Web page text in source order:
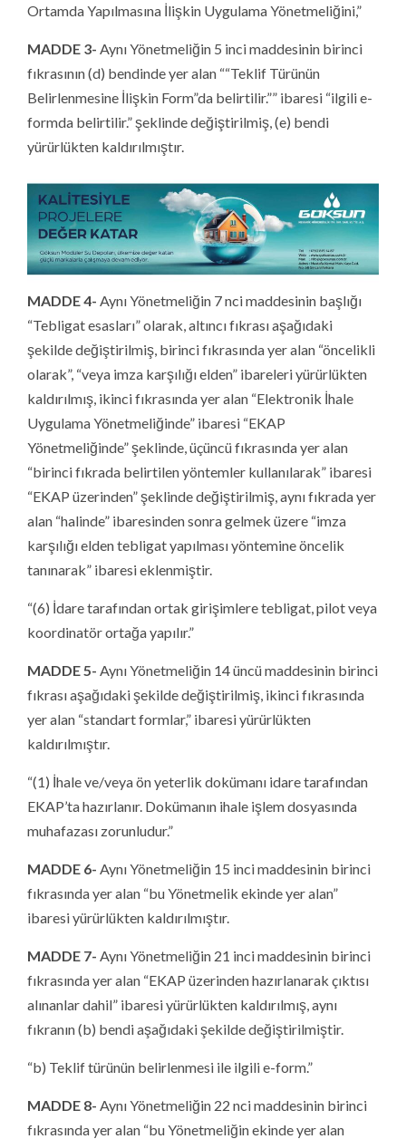
Ortamda Yapılmasına İlişkin Uygulama Yönetmeliğini,”
MADDE 3- Aynı Yönetmeliğin 5 inci maddesinin birinci
fıkrasının (d) bendinde yer alan ““Teklif Türünün
Belirlenmesine İlişkin Form”da belirtilir.”” ibaresi “ilgili e-
formda belirtilir.” şeklinde değiştirilmiş, (e) bendi
yürürlükten kaldırılmıştır.
MADDE 4- Aynı Yönetmeliğin 7 nci maddesinin başlığı
“Tebligat esasları” olarak, altıncı fıkrası aşağıdaki
şekilde değiştirilmiş, birinci fıkrasında yer alan “öncelikli
olarak”, “veya imza karşılığı elden” ibareleri yürürlükten
kaldırılmış, ikinci fıkrasında yer alan “Elektronik İhale
Uygulama Yönetmeliğinde” ibaresi “EKAP
Yönetmeliğinde” şeklinde, üçüncü fıkrasında yer alan
“birinci fıkrada belirtilen yöntemler kullanılarak” ibaresi
“EKAP üzerinden” şeklinde değiştirilmiş, aynı fıkrada yer
alan “halinde” ibaresinden sonra gelmek üzere “imza
karşılığı elden tebligat yapılması yöntemine öncelik
tanınarak” ibaresi eklenmiştir.
“(6) İdare tarafından ortak girişimlere tebligat, pilot veya
koordinatör ortağa yapılır.”
MADDE 5- Aynı Yönetmeliğin 14 üncü maddesinin birinci
fıkrası aşağıdaki şekilde değiştirilmiş, ikinci fıkrasında
yer alan “standart formlar,” ibaresi yürürlükten
kaldırılmıştır.
“(1) İhale ve/veya ön yeterlik dokümanı idare tarafından
EKAP’ta hazırlanır. Dokümanın ihale işlem dosyasında
muhafazası zorunludur.”
MADDE 6- Aynı Yönetmeliğin 15 inci maddesinin birinci
fıkrasında yer alan “bu Yönetmelik ekinde yer alan”
ibaresi yürürlükten kaldırılmıştır.
MADDE 7- Aynı Yönetmeliğin 21 inci maddesinin birinci
fıkrasında yer alan “EKAP üzerinden hazırlanarak çıktısı
alınanlar dahil” ibaresi yürürlükten kaldırılmış, aynı
fıkranın (b) bendi aşağıdaki şekilde değiştirilmiştir.
“b) Teklif türünün belirlenmesi ile ilgili e-form.”
MADDE 8- Aynı Yönetmeliğin 22 nci maddesinin birinci
fıkrasında yer alan “bu Yönetmeliğin ekinde yer alan